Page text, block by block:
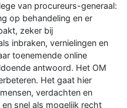
van procureurs-generaal:
op behandeling en er
zeker bij
inbraken, vernielingen en
toenemende online
antwoord. Het OM
Het gaat hier
verdachten en
snel als mogelijk recht